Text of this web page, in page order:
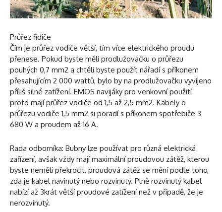
Průřez řidiče
Čím je průřez vodiče větší, tím více elektrického proudu
přenese. Pokud byste měli prodlužovačku o průřezu
pouhých 0,7 mm2 a chtěli byste použít nářadí s příkonem
přesahujícím 2 000 wattů, bylo by na prodlužovačku vyvíjeno
příliš silné zatížení. EMOS navijáky pro venkovní použití
proto mají průřez vodiče od 1,5 až 2,5 mm2. Kabely o
průřezu vodiče 1,5 mm2 si poradí s příkonem spotřebiče 3
680 W a proudem až 16 A.
Rada odborníka: Bubny lze používat pro různá elektrická
zařízení, avšak vždy mají maximální proudovou zátěž, kterou
byste neměli překročit, proudová zátěž se mění podle toho,
zda je kabel navinutý nebo rozvinutý. Plně rozvinutý kabel
nabízí až 3krát větší proudové zatížení než v případě, že je
nerozvinutý.